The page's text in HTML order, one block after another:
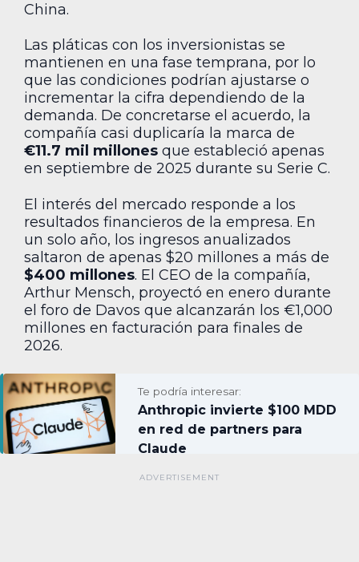
China.
Las pláticas con los inversionistas se
mantienen en una fase temprana, por lo
que las condiciones podrían ajustarse o
incrementar la cifra dependiendo de la
demanda. De concretarse el acuerdo, la
compañía casi duplicaría la marca de
€11.7 mil millones que estableció apenas
en septiembre de 2025 durante su Serie C.
El interés del mercado responde a los
resultados financieros de la empresa. En
un solo año, los ingresos anualizados
saltaron de apenas $20 millones a más de
$400 millones. El CEO de la compañía,
Arthur Mensch, proyectó en enero durante
el foro de Davos que alcanzarán los €1,000
millones en facturación para finales de
2026.
Te podría interesar:
Anthropic invierte $100 MDD
en red de partners para
Claude